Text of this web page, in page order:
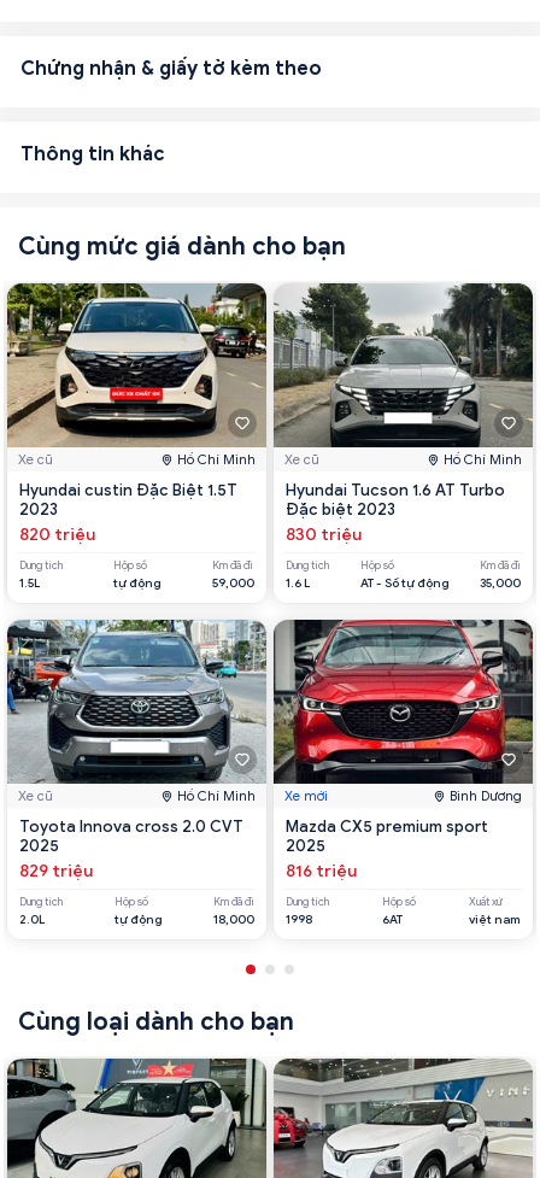
Chứng nhận & giấy tờ kèm theo
Thông tin khác
Cùng mức giá dành cho bạn
Xe cũ Hồ Chí Minh
Hyundai custin Đặc Biệt 1.5T
2023
820 triệu
Dung tích
1.5L
Hộp số
tự động
Km đã đi
59,000
Xe cũ Hồ Chí Minh
Toyota Innova cross 2.0 CVT
2025
829 triệu
Dung tích
2.0L
Hộp số
tự động
Km đã đi
18,000
Xe cũ Hồ Chí Minh
Hyundai Tucson 1.6 AT Turbo
Đặc biệt 2023
830 triệu
Dung tích
1.6 L
Hộp số
AT - Số tự động
Km đã đi
35,000
Xe mới Bình Dương
Mazda CX5 premium sport
2025
816 triệu
Dung tích
1998
Hộp số
6AT
Xuất xứ
việt nam
Cùng loại dành cho bạn